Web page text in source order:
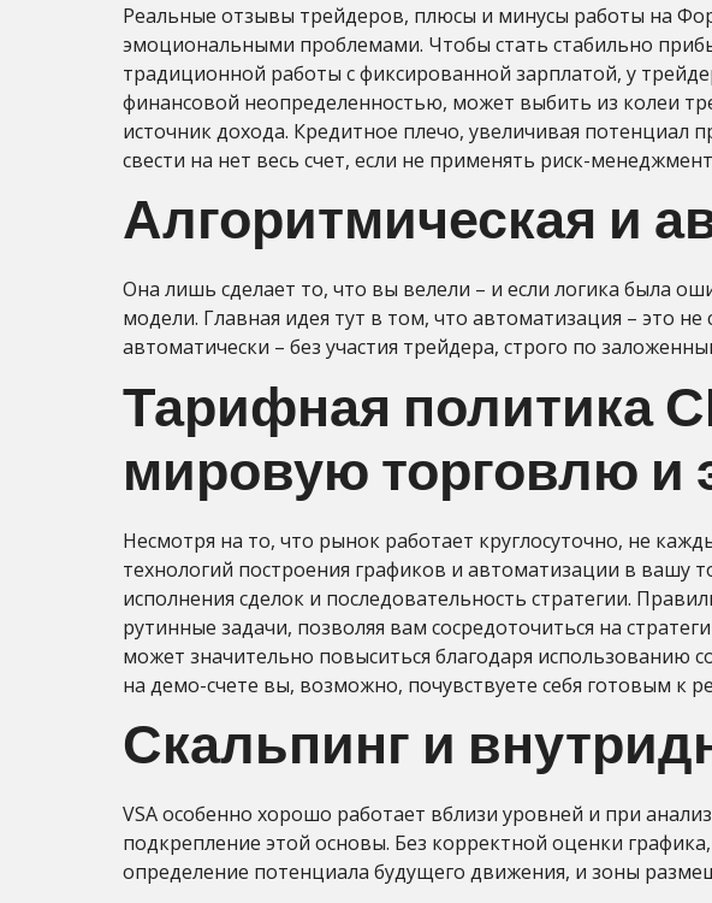
Реальные отзывы трейдеров, плюсы и минусы работы на
эмоциональными проблемами. Чтобы стать стабильно
традиционной работы с фиксированной зарплатой, у
финансовой неопределенностью, может выбить из колеи
источник дохода. Кредитное плечо, увеличивая потенциал
свести на нет весь счет, если не применять риск-
Алгоритмическая и
Она лишь сделает то, что вы велели – и если логика была
модели. Главная идея тут в том, что автоматизация – это
автоматически – без участия трейдера, строго по
Тарифная политика
мировую торговлю и
Несмотря на то, что рынок работает круглосуточно, не
технологий построения графиков и автоматизации в
исполнения сделок и последовательность стратегии.
рутинные задачи, позволяя вам сосредоточиться на
может значительно повыситься благодаря использованию
на демо-счете вы, возможно, почувствуете себя готовым к
Скальпинг и
VSA особенно хорошо работает вблизи уровней и при
подкрепление этой основы. Без корректной оценки
определение потенциала будущего движения, и зоны